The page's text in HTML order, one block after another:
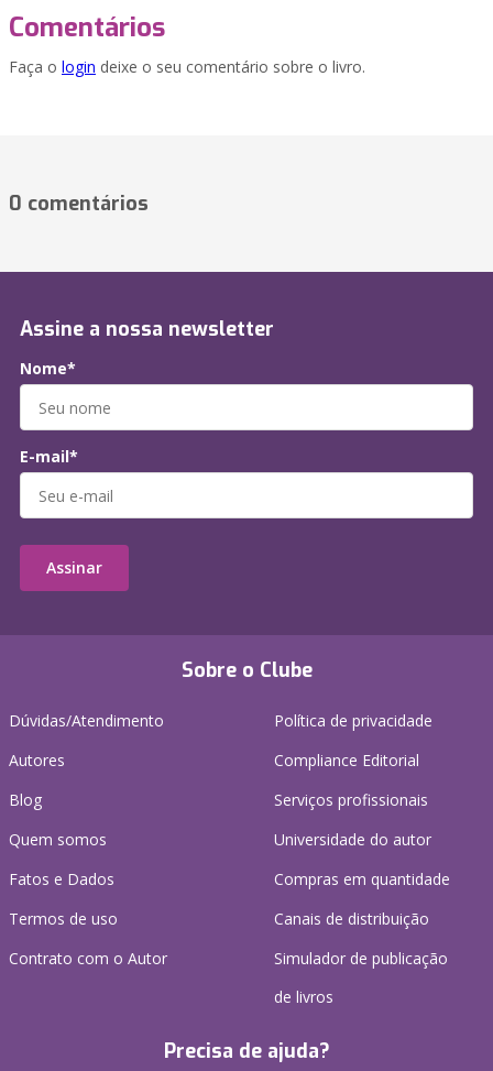
Comentários
Faça o login deixe o seu comentário sobre o livro.
0 comentários
Sobre o Clube
Dúvidas/Atendimento
Autores
Blog
Quem somos
Fatos e Dados
Termos de uso
Contrato com o Autor
Política de privacidade
Compliance Editorial
Serviços profissionais
Universidade do autor
Compras em quantidade
Canais de distribuição
Simulador de publicação
de livros
Precisa de ajuda?
Assine a nossa newsletter
Nome*
E-mail*
Assinar